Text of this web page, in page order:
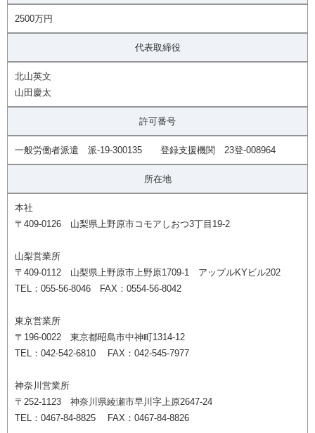
2500万円
代表取締役
北山英文
山田慶太
許可番号
一般労働者派遣 派-19-300135 登録支援機関 23登-008964
所在地
本社
〒409-0126 山梨県上野原市コモアしおつ3丁目19-2
山梨営業所
〒409-0112 山梨県上野原市上野原1709-1 アップルKYビル202
TEL：055-56-8046 FAX：0554-56-8042
東京営業所
〒196-0022 東京都昭島市中神町1314-12
TEL：042-542-6810 FAX：042-545-7977
神奈川営業所
〒252-1123 神奈川県綾瀬市早川字上原2647-24
TEL：0467-84-8825 FAX：0467-84-8826